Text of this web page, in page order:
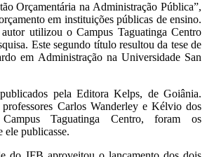
Orçamentária na Administração Pública”,
em instituições públicas de ensino.
utilizou o Campus Taguatinga Centro
Este segundo título resultou da tese de
em Administração na Universidade San
pela Editora Kelps, de Goiânia.
Carlos Wanderley e Kélvio dos
Taguatinga Centro, foram os
ele publicasse.